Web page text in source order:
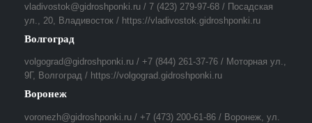
vladivostok@gidroshponki.ru / 7 (423) 279-97-68 / Посадская
ул., 20, Владивосток / https://vladivostok.gidroshponki.ru
Волгоград
volgograd@gidroshponki.ru / +7 (844) 261-37-76 / Моторная ул.,
9Г, Волгоград / https://volgograd.gidroshponki.ru
Воронеж
voronezh@gidroshponki.ru / +7 (473) 200-61-86 / Воронеж, ул.